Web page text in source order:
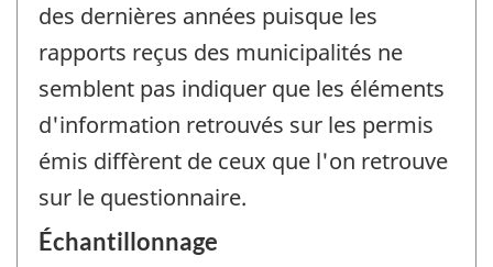
des dernières années puisque les
rapports reçus des municipalités ne
semblent pas indiquer que les éléments
d'information retrouvés sur les permis
émis diffèrent de ceux que l'on retrouve
sur le questionnaire.
Échantillonnage